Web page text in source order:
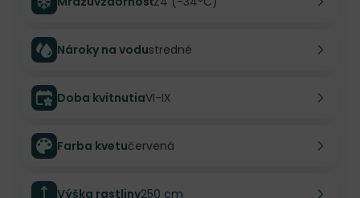
Nároky na vodustredné
Doba kvitnutiaVI-IX
Farba kvetučervená
Výška rastliny250 cm